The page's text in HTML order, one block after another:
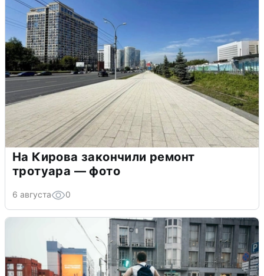
На Кирова закончили ремонт
тротуара — фото
6 августа 0